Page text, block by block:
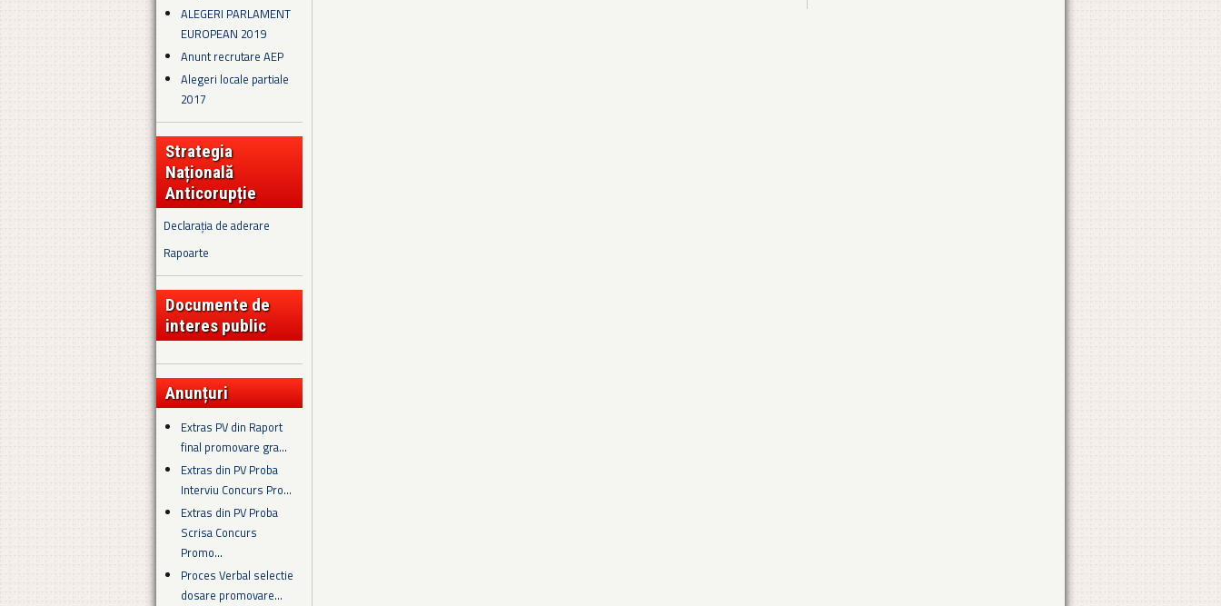
ALEGERI PARLAMENT
EUROPEAN 2019
Anunt recrutare AEP
Alegeri locale partiale
2017
Strategia
Națională
Anticorupție
Declarația de aderare
Rapoarte
Documente de
interes public
Anunțuri
Extras PV din Raport
final promovare gra...
Extras din PV Proba
Interviu Concurs Pro...
Extras din PV Proba
Scrisa Concurs
Promo...
Proces Verbal selectie
dosare promovare...